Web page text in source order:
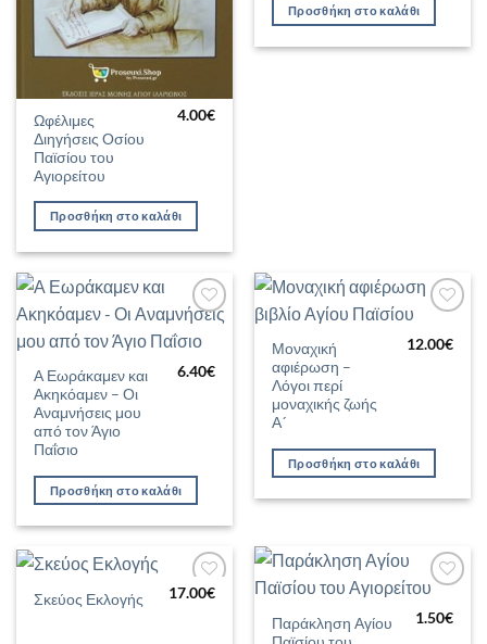
Ωφέλιμες
Διηγήσεις Οσίου
Παϊσίου του
Αγιορείτου
4.00€
Προσθήκη στο καλάθι
Προσθήκη στο καλάθι
Προσθήκη
στη Λίστα
Α Εωράκαμεν και
Ακηκόαμεν – Οι
Αναμνήσεις μου
από τον Άγιο
Παΐσιο
6.40€
Προσθήκη στο καλάθι
στη Λίστα
Μοναχική
αφιέρωση –
Λόγοι περί
μοναχικής ζωής
Α´
12.00€
Προσθήκη στο καλάθι
Προσθήκη
Σκεύος Εκλογής 17.00€
στη Λίστα
Παράκληση Αγίου
1.50€